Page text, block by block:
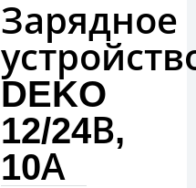
Зарядное
DEKO
12/24В,
10А